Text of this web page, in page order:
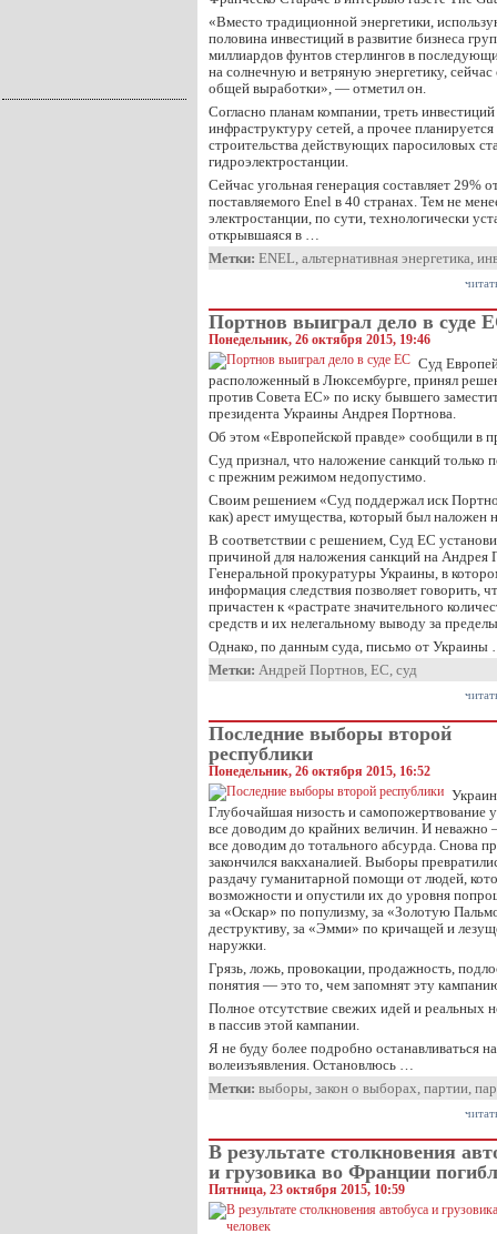
«Вместо традиционной энергетики,
половина инвестиций в развитие бизнеса
миллиардов фунтов стерлингов в
на солнечную и ветряную энергетику,
общей выработки», — отметил он.
Согласно планам компании, треть
инфраструктуру сетей, а прочее
строительства действующих паросиловых
гидроэлектростанции.
Сейчас угольная генерация составляет 29%
поставляемого Enel в 40 странах. Тем не
электростанции, по сути, технологически
открывшаяся в …
Метки: ENEL, альтернативная энергетика,
Портнов выиграл дело в суде
Понедельник, 26 октября 2015, 19:46
Суд
расположенный в Люксембурге, принял
против Совета ЕС» по иску бывшего
президента Украины Андрея Портнова.
Об этом «Европейской правде» сообщили в
Суд признал, что наложение санкций только
с прежним режимом недопустимо.
Своим решением «Суд поддержал иск
как) арест имущества, который был наложен
В соответствии с решением, Суд ЕС
причиной для наложения санкций на Андрея
Генеральной прокуратуры Украины, в
информация следствия позволяет говорить,
причастен к «растрате значительного
средств и их нелегальному выводу за
Однако, по данным суда, письмо от Украины
Метки: Андрей Портнов, ЕС, суд
Последние выборы второй
республики
Понедельник, 26 октября 2015, 16:52
Глубочайшая низость и самопожертвование
все доводим до крайних величин. И
все доводим до тотального абсурда. Снова
закончился вакханалией. Выборы
раздачу гуманитарной помощи от людей,
возможности и опустили их до уровня
за «Оскар» по популизму, за «Золотую
деструктиву, за «Эмми» по кричащей и
наружки.
Грязь, ложь, провокации, продажность,
понятия — это то, чем запомнят эту
Полное отсутствие свежих идей и
в пассив этой кампании.
Я не буду более подробно останавливаться
волеизъявления. Остановлюсь …
Метки: выборы, закон о выборах, партии,
В результате столкновения
и грузовика во Франции
Пятница, 23 октября 2015, 10:59